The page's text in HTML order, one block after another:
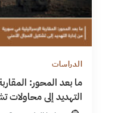
الدراسات
ما بعد المحور:
التهديد إلى محاولات